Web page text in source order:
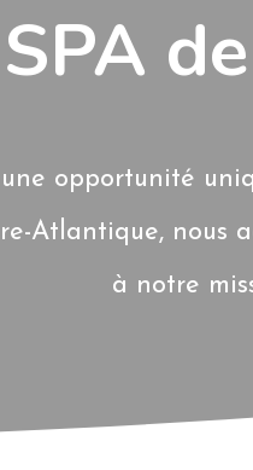
opportunité
Atlantique, nous
à notre